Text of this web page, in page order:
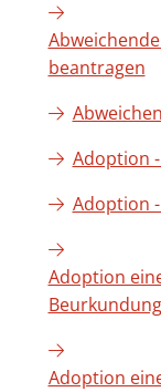
beantragen
Adoption
Adoption
Adoption
Adoption